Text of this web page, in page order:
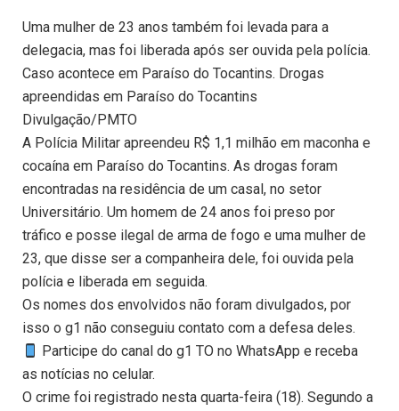
Uma mulher de 23 anos também foi levada para a
delegacia, mas foi liberada após ser ouvida pela polícia.
Caso acontece em Paraíso do Tocantins. Drogas
apreendidas em Paraíso do Tocantins
Divulgação/PMTO
A Polícia Militar apreendeu R$ 1,1 milhão em maconha e
cocaína em Paraíso do Tocantins. As drogas foram
encontradas na residência de um casal, no setor
Universitário. Um homem de 24 anos foi preso por
tráfico e posse ilegal de arma de fogo e uma mulher de
23, que disse ser a companheira dele, foi ouvida pela
polícia e liberada em seguida.
Os nomes dos envolvidos não foram divulgados, por
isso o g1 não conseguiu contato com a defesa deles.
Participe do canal do g1 TO no WhatsApp e receba
as notícias no celular.
O crime foi registrado nesta quarta-feira (18). Segundo a